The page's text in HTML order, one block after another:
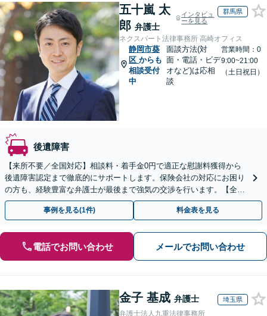
五十嵐 太
郎 弁護士
インタビュ
ーを見る
群馬県
ネクスパート法律事務所 高崎オフィス
静岡市葵
区 からも
相談受付
中
面談方法(対
面・電話・ビデ
オなど)は応相
談
営業時間：0
9:00~21:00
（土日祝日）
後遺障害
【来所不要／全国対応】相談料・着手金0円で適正な慰謝料獲得から
後遺障害認定まで徹底的にサポートします。保険会社の対応にお困り
の方も、経験豊富な弁護士が最後まで強気の交渉を行います。【全国
13拠点】お気軽にご相談ください。
事例を見る(1件) 料金表を見る
電話でお問い合わせ メールでお問い合わせ
金子 基成 弁護士 埼玉県
弁護士法人九重法律事務所